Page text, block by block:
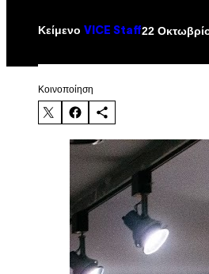
Κείμενο VICE Staff22
Kοινοποίηση